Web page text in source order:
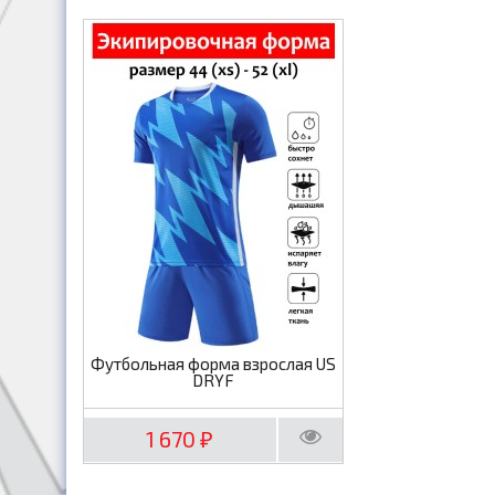
Футбольная форма взрослая US
DRYF
1 670₽